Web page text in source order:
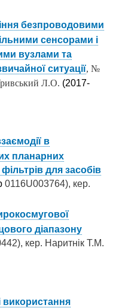
безпроводовими
сенсорами і
вузлами та
ситуації, №
Л.О. (2017-
в
планарних
для засобів
0116U003764), кер.
діапазону
кер. Наритнік Т.М.
використання